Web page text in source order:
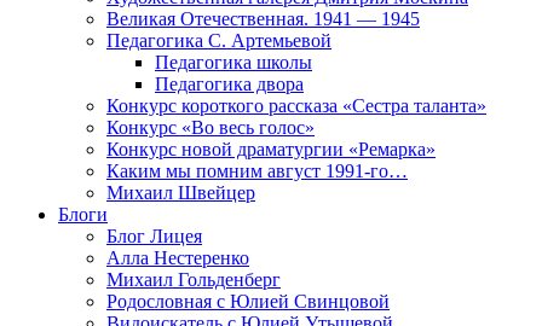
Великая Отечественная. 1941 — 1945
Педагогика С. Артемьевой
Педагогика школы
Педагогика двора
Конкурс короткого рассказа «Сестра таланта»
Конкурс «Во весь голос»
Конкурс новой драматургии «Ремарка»
Каким мы помним август 1991-го…
Михаил Швейцер
Блоги
Блог Лицея
Алла Нестеренко
Михаил Гольденберг
Родословная с Юлией Свинцовой